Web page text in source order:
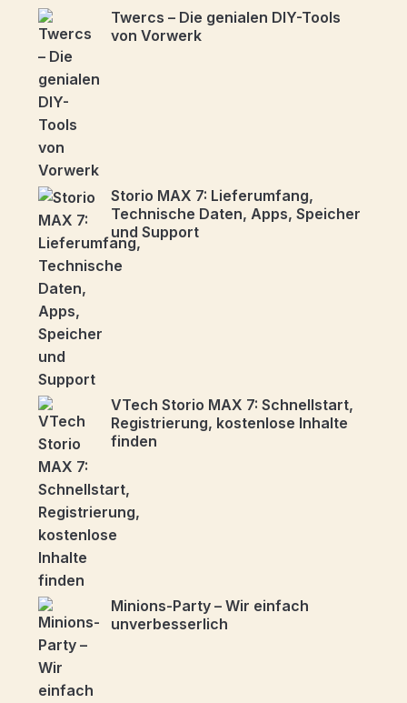
Twercs – Die genialen DIY-Tools
von Vorwerk
Storio MAX 7: Lieferumfang,
Technische Daten, Apps, Speicher
und Support
VTech Storio MAX 7: Schnellstart,
Registrierung, kostenlose Inhalte
finden
Minions-Party – Wir einfach
unverbesserlich